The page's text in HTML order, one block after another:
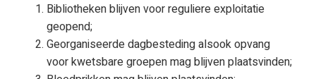
Bibliotheken blijven voor reguliere exploitatie
geopend;
Georganiseerde dagbesteding alsook opvang
voor kwetsbare groepen mag blijven plaatsvinden;